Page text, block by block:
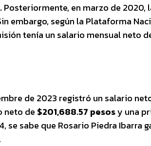
Posteriormente, en marzo de 2020,
embargo, según la Plataforma
tenía un salario mensual neto
de 2023 registró un salario
neto de $201,688.57 pesosy una
se sabe que Rosario Piedra Ibarra